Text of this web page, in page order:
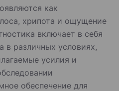
как
хрипота и ощущение
включает в себя
в различных условиях,
усилия и
обеспечение для